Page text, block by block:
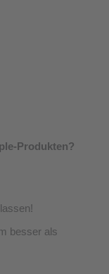
Produkten?
besser als